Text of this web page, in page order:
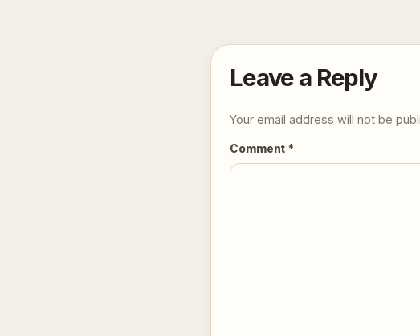
Leave a Reply
Your email address will not be
Comment *